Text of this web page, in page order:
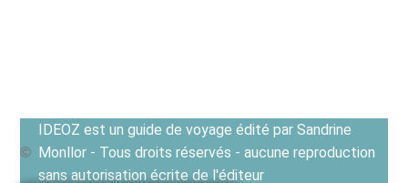
IDEOZ est un guide de voyage édité par Sandrine
Monllor - Tous droits réservés - aucune reproduction
sans autorisation écrite de l'éditeur